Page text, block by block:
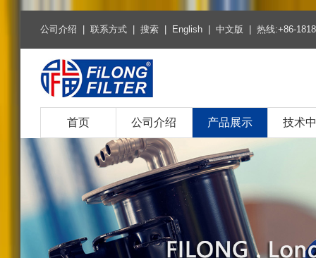
公司介绍 |联系方式 |搜索 | English |中文版 | 热线:+86-
首页 公司介绍 产品展示
热销产品
空气滤清器系列
空调滤清器系列
燃油柴油滤清器系列
机油滤清器系列
技术